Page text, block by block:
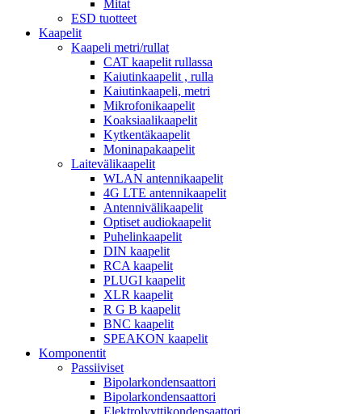
Mitat
ESD tuotteet
Kaapelit
Kaapeli metri/rullat
CAT kaapelit rullassa
Kaiutinkaapelit , rulla
Kaiutinkaapeli, metri
Mikrofonikaapelit
Koaksiaalikaapelit
Kytkentäkaapelit
Moninapakaapelit
Laitevälikaapelit
WLAN antennikaapelit
4G LTE antennikaapelit
Antennivälikaapelit
Optiset audiokaapelit
Puhelinkaapelit
DIN kaapelit
RCA kaapelit
PLUGI kaapelit
XLR kaapelit
R G B kaapelit
BNC kaapelit
SPEAKON kaapelit
Komponentit
Passiiviset
Bipolarkondensaattori
Bipolarkondensaattori
Elektrolyyttikondensaattori